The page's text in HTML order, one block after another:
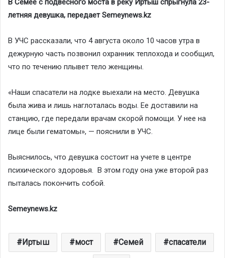
В Семее с подвесного моста в реку Иртыш спрыгнула 23-
летняя девушка, передает Semeynews.kz
В УЧС рассказали, что 4 августа около 10 часов утра в
дежурную часть позвонил охранник теплохода и сообщил,
что по течению плывет тело женщины.
«Наши спасатели на лодке выехали на место. Девушка
была жива и лишь наглоталась воды. Ее доставили на
станцию, где передали врачам скорой помощи. У нее на
лице были гематомы», — пояснили в УЧС.
Выяснилось, что девушка состоит на учете в центре
психического здоровья. В этом году она уже второй раз
пыталась покончить собой.
Semeynews.kz
Иртыш мост Семей спасатели